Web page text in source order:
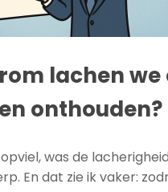
lachen we
onthouden?
was de
En dat zie ik vaker: